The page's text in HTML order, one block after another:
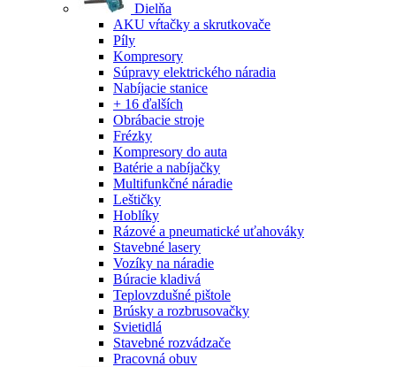
Dielňa
AKU vŕtačky a skrutkovače
Píly
Kompresory
Súpravy elektrického náradia
Nabíjacie stanice
+ 16 ďalších
Obrábacie stroje
Frézky
Kompresory do auta
Batérie a nabíjačky
Multifunkčné náradie
Leštičky
Hoblíky
Rázové a pneumatické uťahováky
Stavebné lasery
Vozíky na náradie
Búracie kladivá
Teplovzdušné pištole
Brúsky a rozbrusovačky
Svietidlá
Stavebné rozvádzače
Pracovná obuv